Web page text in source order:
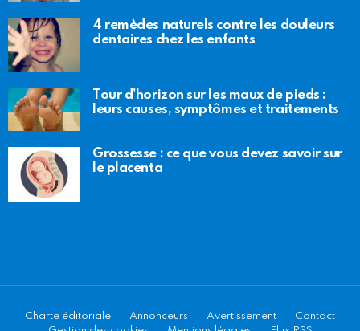
4 remèdes naturels contre les douleurs
dentaires chez les enfants
Tour d’horizon sur les maux de pieds :
leurs causes, symptômes et traitements
Grossesse : ce que vous devez savoir sur
le placenta
Charte éditoriale Annonceurs Avertissement
Contact